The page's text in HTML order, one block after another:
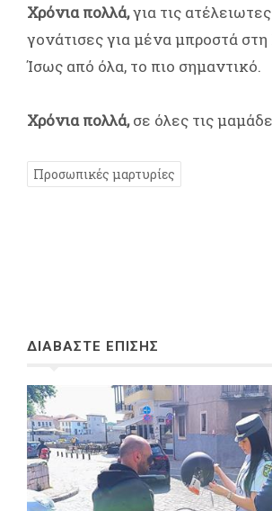
Χρόνια πολλά,για τις
γονάτισες για μένα μπροστά
Ίσως από όλα, το πιο σημαντικό.
Χρόνια πολλά,σε όλες τις
Προσωπικές μαρτυρίες
ΔΙΑΒΑΣΤΕ ΕΠΙΣΗΣ